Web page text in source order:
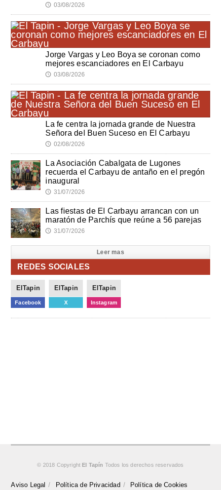
🕔 03/08/2026
Jorge Vargas y Leo Boya se coronan como
mejores escanciadores en El Carbayu
🕔 03/08/2026
La fe centra la jornada grande de Nuestra
Señora del Buen Suceso en El Carbayu
🕔 02/08/2026
La Asociación Cabalgata de Lugones
recuerda el Carbayu de antaño en el pregón
inaugural
🕔 31/07/2026
Las fiestas de El Carbayu arrancan con un
maratón de Parchís que reúne a 56 parejas
🕔 31/07/2026
Leer mas
REDES SOCIALES
ElTapin
Facebook
ElTapin
X
ElTapin
Instagram
© 2018 Copyright El Tapín Todos los derechos reservados
Aviso Legal Política de Privacidad Política de Cookies